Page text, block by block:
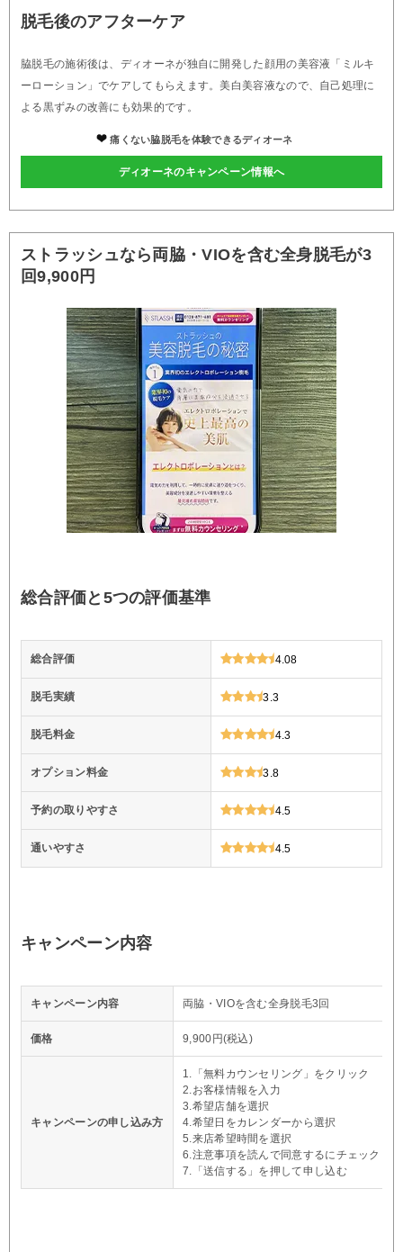
脱毛後のアフターケア
脇脱毛の施術後は、ディオーネが独自に開発した顔用の美容液「ミルキ
ーローション」でケアしてもらえます。美白美容液なので、自己処理に
よる黒ずみの改善にも効果的です。
痛くない脇脱毛を体験できるディオーネ
ディオーネのキャンペーン情報へ
ストラッシュなら両脇・VIOを含む全身脱毛が3
回9,900円
総合評価と5つの評価基準
総合評価 4.08
脱毛実績 3.3
脱毛料金 4.3
オプション料金 3.8
予約の取りやすさ 4.5
通いやすさ 4.5
キャンペーン内容
キャンペーン内容 両脇・VIOを含む全身脱毛3回
価格 9,900円(税込)
キャンペーンの申し込み方
1.「無料カウンセリング」をクリック
2.お客様情報を入力
3.希望店舗を選択
4.希望日をカレンダーから選択
5.来店希望時間を選択
6.注意事項を読んで同意するにチェック
7.「送信する」を押して申し込む